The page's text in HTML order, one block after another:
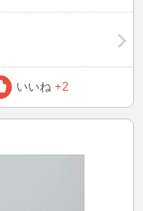
いいね +2